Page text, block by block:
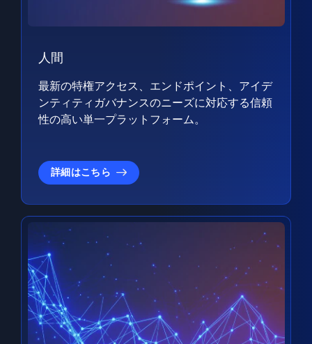
人間
最新の特権アクセス、エンドポイント、アイデ
ンティティガバナンスのニーズに対応する信頼
性の高い単一プラットフォーム。
詳細はこちら